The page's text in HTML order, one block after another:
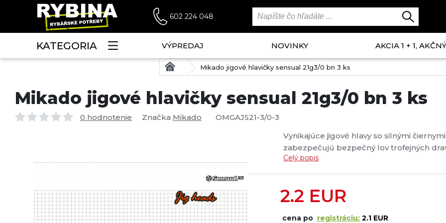
602 224 048
KATEGORIA VÝPREDAJ NOVINKY AKCIA 1 + 1,
Mikado jigové hlavičky sensual 21g3/0 bn 3 ks
Mikado jigové hlavičky sensual 21g3/0 bn 3 ks
0 hodnotenie Značka Mikado
OMGAJS21-3/0-3
Vynikajúce jigové hlavy so silnými
zabezpečujú bezpečný lov trofejných
Celý popis
2.2 EUR
cena po registráciu: 2.1 EUR